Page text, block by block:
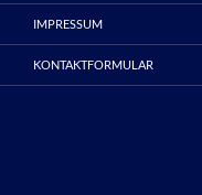
IMPRESSUM
KONTAKTFORMULAR